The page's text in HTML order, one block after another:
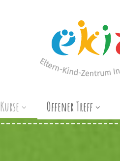
Kurse Offener Treff